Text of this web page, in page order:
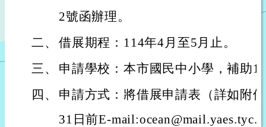
2號函辦理。
二、 借展期程：114年4月至5月止。
三、
申請學校：本市國民中小學，補助
四、
申請方式：將借展申請表（詳如附
31日前E-